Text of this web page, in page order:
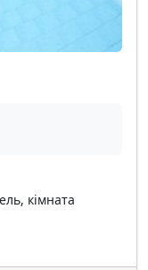
кімната